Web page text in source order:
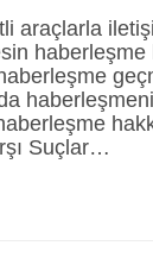
araçlarla
Suçlar…